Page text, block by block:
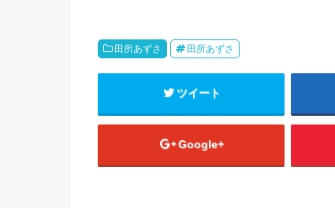
田所あずさ 田所あずさ
ツイート
Google+